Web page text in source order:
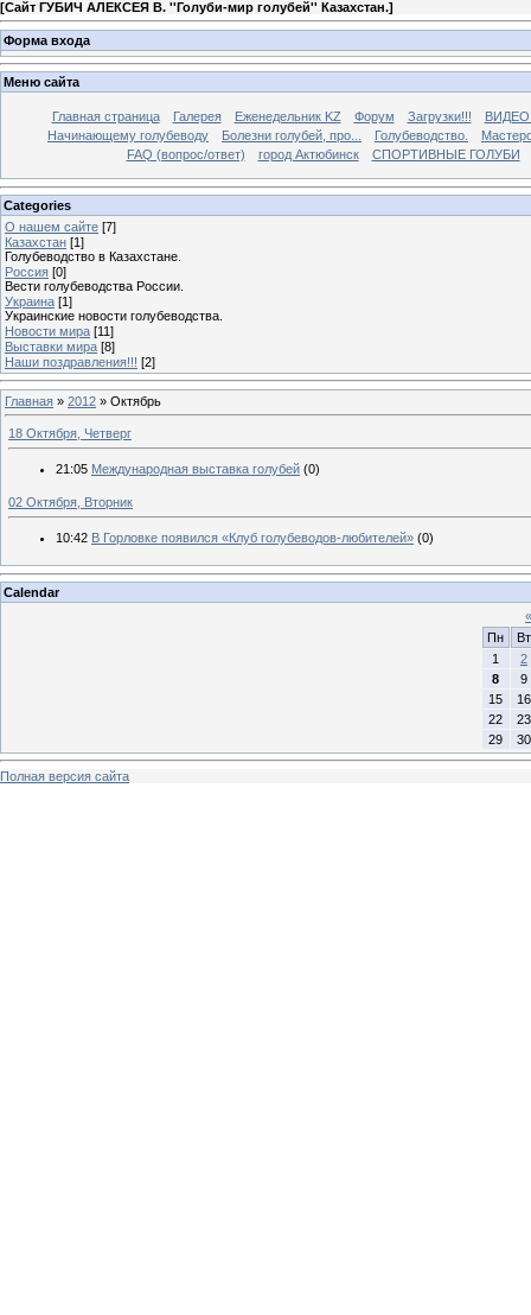
[Сайт ГУБИЧ АЛЕКСЕЯ В. ''Голуби-мир голубей'' Казахстан.]
Форма входа
Меню сайта
Главная страница Галерея Еженедельник KZ Форум Загрузки!!!
Начинающему голубеводу
Болезни голубей, про... Голубеводство.
FAQ (вопрос/ответ)
город Актюбинск СПОРТИВНЫЕ ГОЛУБИ
Categories
О нашем сайте [7]
Казахстан [1]
Голубеводство в Казахстане.
Россия [0]
Вести голубеводства России.
Украина [1]
Украинские новости голубеводства.
Новости мира [11]
Выставки мира [8]
Наши поздравления!!! [2]
Главная » 2012 » Октябрь
18 Октября, Четверг
21:05 Международная выставка голубей (0)
02 Октября, Вторник
10:42 В Горловке появился «Клуб голубеводов-любителей» (0)
Calendar
«
Пн
Вт
1
2
8
9
15
16
22
23
29
30
Полная версия сайта